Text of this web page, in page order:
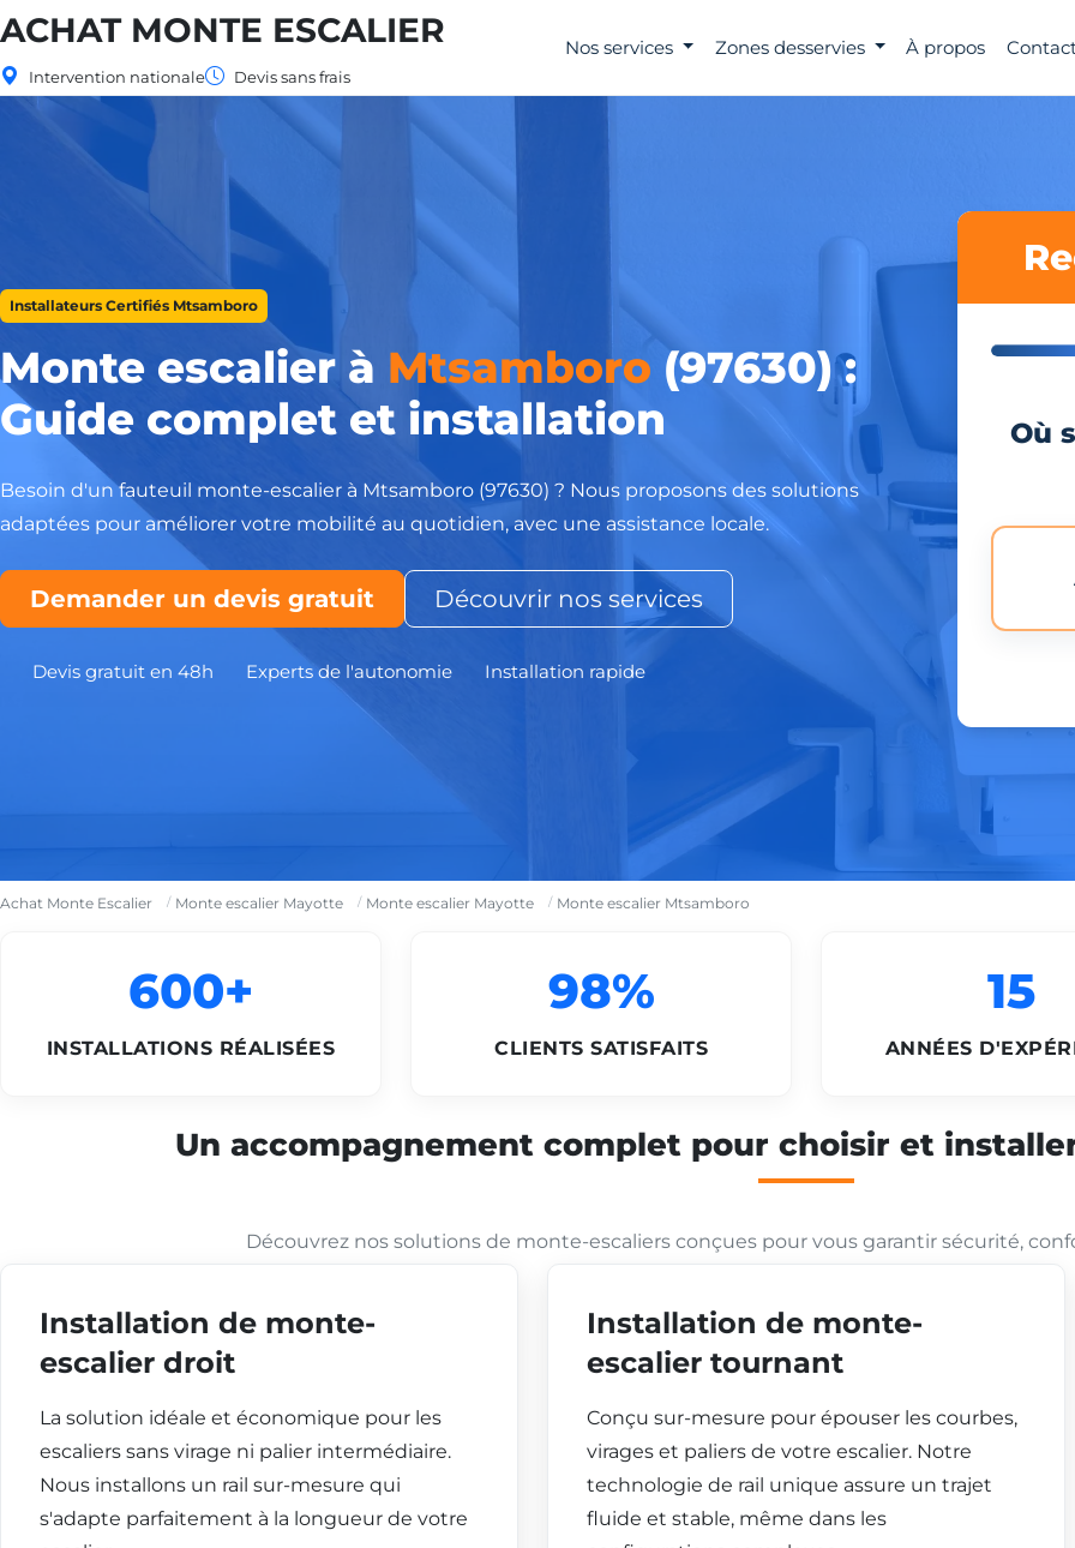
ACHAT MONTE ESCALIER
Intervention nationale Devis sans frais
Nos services Zones desservies À propos
Installateurs Certifiés Mtsamboro
Monte escalier à Mtsamboro (97630) :
Guide complet et installation
Besoin d'un fauteuil monte-escalier à Mtsamboro (97630) ? Nous proposons des solutions
adaptées pour améliorer votre mobilité au quotidien, avec une assistance locale.
Demander un devis gratuit Découvrir nos services
Devis gratuit en 48h Experts de l'autonomie Installation rapide
Où
Achat Monte Escalier Monte escalier Mayotte Monte escalier Mayotte Monte escalier Mtsamboro
600+
INSTALLATIONS RÉALISÉES
98%
CLIENTS SATISFAITS
15
ANNÉES
Un accompagnement complet pour choisir et
Découvrez nos solutions de monte-escaliers conçues pour vous garantir sécurité,
Installation de monte-
escalier droit
La solution idéale et économique pour les
escaliers sans virage ni palier intermédiaire.
Nous installons un rail sur-mesure qui
s'adapte parfaitement à la longueur de votre
Installation de monte-
escalier tournant
Conçu sur-mesure pour épouser les courbes,
virages et paliers de votre escalier. Notre
technologie de rail unique assure un trajet
fluide et stable, même dans les